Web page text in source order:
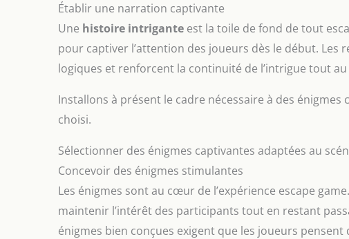
Établir une narration captivante
Une histoire intrigante est la toile de fond de tout
pour captiver l’attention des joueurs dès le début.
logiques et renforcent la continuité de l’intrigue tout au
Installons à présent le cadre nécessaire à des
choisi.
Sélectionner des énigmes captivantes adaptées au
Concevoir des énigmes stimulantes
Les énigmes sont au cœur de l’expérience escape
maintenir l’intérêt des participants tout en restant
énigmes bien conçues exigent que les joueurs